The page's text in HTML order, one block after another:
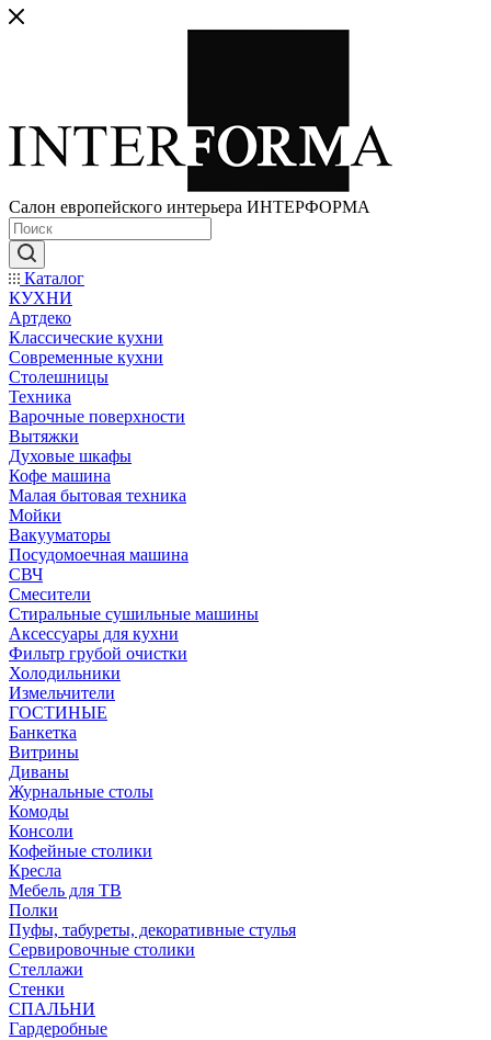
Салон европейского интерьера ИНТЕРФОРМА
Каталог
КУХНИ
Артдеко
Классические кухни
Современные кухни
Столешницы
Техника
Варочные поверхности
Вытяжки
Духовые шкафы
Кофе машина
Малая бытовая техника
Мойки
Вакууматоры
Посудомоечная машина
СВЧ
Смесители
Стиральные сушильные машины
Аксессуары для кухни
Фильтр грубой очистки
Холодильники
Измельчители
ГОСТИНЫЕ
Банкетка
Витрины
Диваны
Журнальные столы
Комоды
Консоли
Кофейные столики
Кресла
Мебель для ТВ
Полки
Пуфы, табуреты, декоративные стулья
Сервировочные столики
Стеллажи
Стенки
СПАЛЬНИ
Гардеробные